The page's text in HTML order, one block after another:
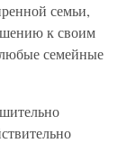
семьи,
к своим
семейные